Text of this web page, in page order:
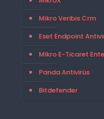
Mikro Veribis Crm
Eset Endpoint
Mikro E-Ticaret
Panda Antivirüs
Bitdefender